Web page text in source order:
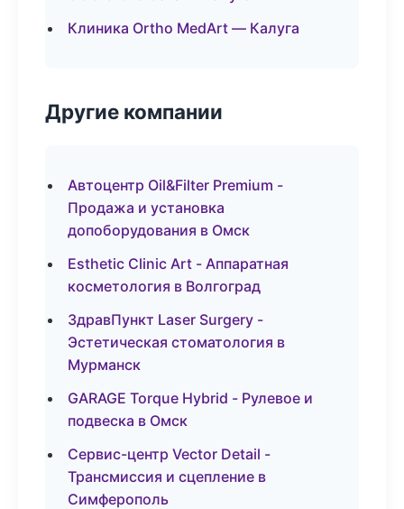
Клиника Ortho MedArt — Калуга
Другие компании
Автоцентр Oil&Filter Premium -
Продажа и установка
допоборудования в Омск
Esthetic Clinic Art - Аппаратная
косметология в Волгоград
ЗдравПункт Laser Surgery -
Эстетическая стоматология в
Мурманск
GARAGE Torque Hybrid - Рулевое и
подвеска в Омск
Сервис-центр Vector Detail -
Трансмиссия и сцепление в
Симферополь